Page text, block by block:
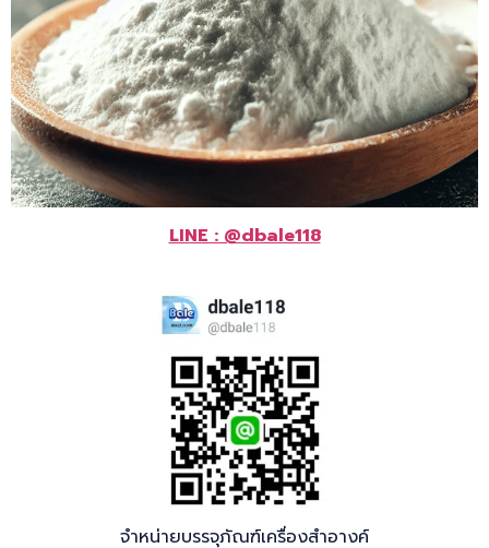
LINE : @dbale118
จำหน่ายบรรจุภัณฑ์เครื่องสำอางค์